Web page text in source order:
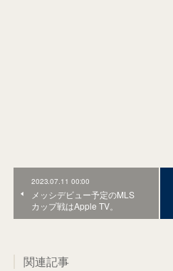
2023.07.11 00:00
メッシデビュー予定のMLS
カップ戦はApple TV。
関連記事